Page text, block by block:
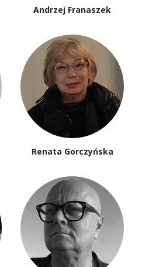
Andrzej Franaszek
Renata Gorczyńska